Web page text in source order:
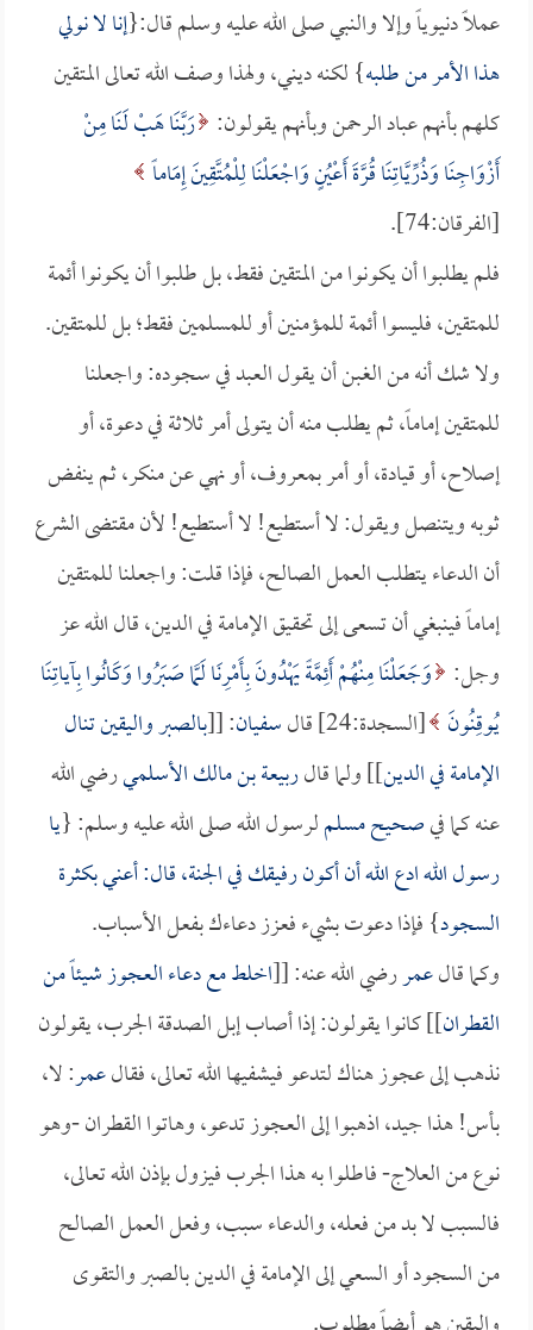
عملاً دنيوياً وإلا والنبي صلى الله عليه وسلم قال:{إنا لا نولي
هذا الأمر من طلبه} لكنه ديني، ولهذا وصف الله تعالى المتقين
كلهم بأنهم عباد الرحمن وبأنهم يقولون: رَبَّنَا هَبْ لَنَا مِنْ
أَزْوَاجِنَا وَذُرِّيَّاتِنَا قُرَّةَ أَعْيُنٍ وَاجْعَلْنَا لِلْمُتَّقِينَ إِمَاماً
[الفرقان:74].
فلم يطلبوا أن يكونوا من المتقين فقط، بل طلبوا أن يكونوا أئمة
للمتقين، فليسوا أئمة للمؤمنين أو للمسلمين فقط؛ بل للمتقين.
ولا شك أنه من الغبن أن يقول العبد في سجوده: واجعلنا
للمتقين إماماً، ثم يطلب منه أن يتولى أمر ثلاثة في دعوة، أو
إصلاح، أو قيادة، أو أمر بمعروف، أو نهي عن منكر، ثم ينفض
ثوبه ويتنصل ويقول: لا أستطيع! لا أستطيع! لأن مقتضى الشرع
أن الدعاء يتطلب العمل الصالح، فإذا قلت: واجعلنا للمتقين
إماماً فينبغي أن تسعى إلى تحقيق الإمامة في الدين، قال الله عز
وجل: وَجَعَلْنَا مِنْهُمْ أَئِمَّةً يَهْدُونَ بِأَمْرِنَا لَمَّا صَبَرُوا وَكَانُوا بِآياتِنَا
يُوقِنُونَ [السجدة:24] قال سفيان: [[بالصبر واليقين تنال
الإمامة في الدين]] ولما قالربيعة بن مالك الأسلميرضي الله
عنه كما فيصحيح مسلملرسول الله صلى الله عليه وسلم: {يا
رسول الله ادع الله أن أكون رفيقك في الجنة، قال: أعني بكثرة
السجود} فإذا دعوت بشيء فعزز دعاءك بفعل الأسباب.
وكما قالعمررضي الله عنه: [[اخلط مع دعاء العجوز شيئاً من
القطران]] كانوا يقولون: إذا أصاب إبل الصدقة الجرب، يقولون
نذهب إلى عجوز هناك لتدعو فيشفيها الله تعالى، فقالعمر: لا،
بأس! هذا جيد، اذهبوا إلى العجوز تدعو، وهاتوا القطران -وهو
نوع من العلاج- فاطلوا به هذا الجرب فيزول بإذن الله تعالى،
فالسبب لا بد من فعله، والدعاء سبب، وفعل العمل الصالح
من السجود أو السعي إلى الإمامة في الدين بالصبر والتقوى